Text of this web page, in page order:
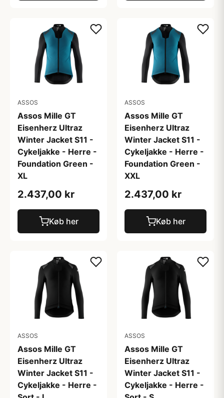
ASSOS
Assos Mille GT
Eisenherz Ultraz
Winter Jacket S11 -
Cykeljakke - Herre -
Foundation Green -
XL
2.437,00 kr
Køb her
ASSOS
Assos Mille GT
Eisenherz Ultraz
Winter Jacket S11 -
Cykeljakke - Herre -
Foundation Green -
XXL
2.437,00 kr
Køb her
ASSOS
Assos Mille GT
Eisenherz Ultraz
Winter Jacket S11 -
Cykeljakke - Herre -
ASSOS
Assos Mille GT
Eisenherz Ultraz
Winter Jacket S11 -
Cykeljakke - Herre -